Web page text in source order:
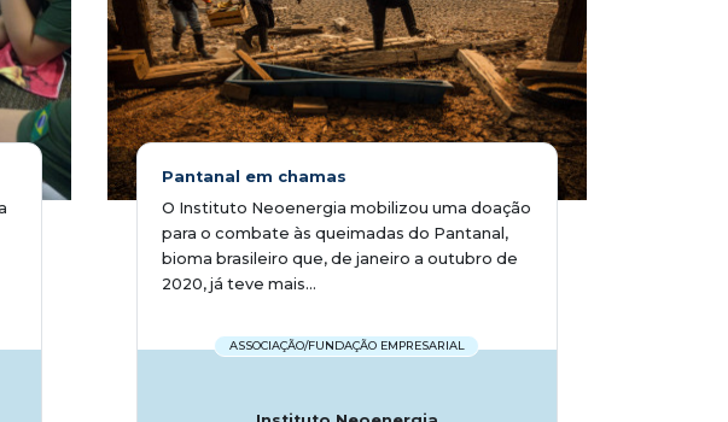
Pantanal em chamas
O Instituto Neoenergia mobilizou uma doação
para o combate às queimadas do Pantanal,
bioma brasileiro que, de janeiro a outubro de
2020, já teve mais...
ASSOCIAÇÃO/FUNDAÇÃO EMPRESARIAL